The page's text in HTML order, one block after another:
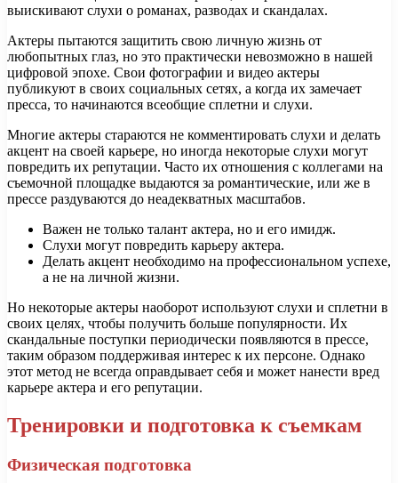
выискивают слухи о романах, разводах и скандалах.
Актеры пытаются защитить свою личную жизнь от
любопытных глаз, но это практически невозможно в нашей
цифровой эпохе. Свои фотографии и видео актеры
публикуют в своих социальных сетях, а когда их замечает
пресса, то начинаются всеобщие сплетни и слухи.
Многие актеры стараются не комментировать слухи и делать
акцент на своей карьере, но иногда некоторые слухи могут
повредить их репутации. Часто их отношения с коллегами на
съемочной площадке выдаются за романтические, или же в
прессе раздуваются до неадекватных масштабов.
Важен не только талант актера, но и его имидж.
Слухи могут повредить карьеру актера.
Делать акцент необходимо на профессиональном успехе,
а не на личной жизни.
Но некоторые актеры наоборот используют слухи и сплетни в
своих целях, чтобы получить больше популярности. Их
скандальные поступки периодически появляются в прессе,
таким образом поддерживая интерес к их персоне. Однако
этот метод не всегда оправдывает себя и может нанести вред
карьере актера и его репутации.
Тренировки и подготовка к съемкам
Физическая подготовка